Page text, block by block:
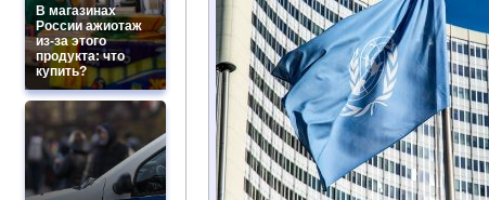
В магазинах
России ажиотаж
из-за этого
продукта: что
купить?